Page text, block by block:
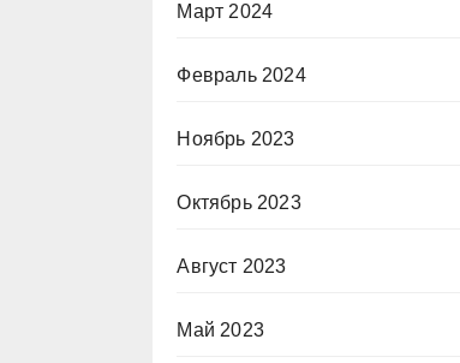
Март 2024
Февраль 2024
Ноябрь 2023
Октябрь 2023
Август 2023
Май 2023